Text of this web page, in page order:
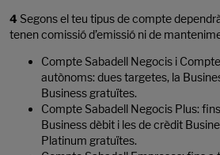
4 Segons el teu tipus de compte
tenen comissió d’emissió ni de
Compte Sabadell Negocis i
autònoms: dues targetes, la
Business gratuïtes.
Compte Sabadell Negocis Plus:
Business dèbit i les de crèdit
Platinum gratuïtes.